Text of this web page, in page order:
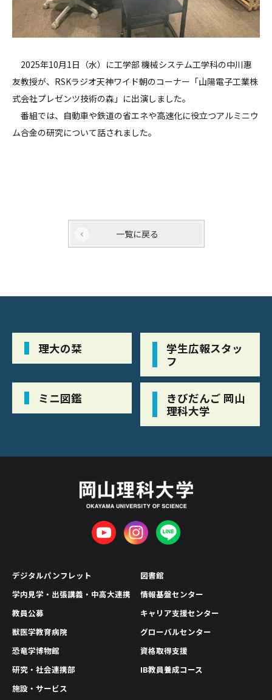
2025年10月1日（水）に工学部 機械システム工学科の中川惠
友教授が、RSKラジオ天神ワイド朝のコーナー「山陽電子工業株
式会社プレゼンツ技術の森」に出演しました。
番組では、自動車や鉄道の省エネや高速化に役立つアルミニウ
ム合金の研究について話されました。
一覧に戻る
理大の栞
学生広報スタッ
フ
ミニ図鑑
きびだんご 岡山
理科大学
デジタルパンフレット
学内見学・出張講義・中高大連携
教員公募
獣医学教育病院
恐竜学博物館
研究・社会連携部
図書館
情報基盤センター
キャリア支援センター
グローバルセンター
資格取得支援
IB教員養成コース
施設・サービス